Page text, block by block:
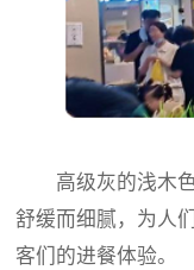
高级灰的浅木
舒缓而细腻，为人
客们的进餐体验。